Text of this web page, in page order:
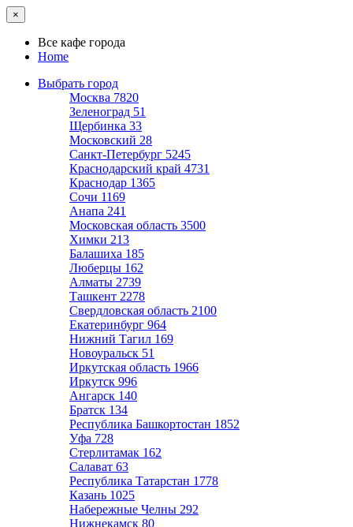
×
Все кафе города
Home
Выбрать город
Москва 7820
Зеленоград 51
Щербинка 33
Московский 28
Санкт-Петербург 5245
Краснодарский край 4731
Краснодар 1365
Сочи 1169
Анапа 241
Московская область 3500
Химки 213
Балашиха 185
Люберцы 162
Алматы 2739
Ташкент 2278
Свердловская область 2100
Екатеринбург 964
Нижний Тагил 169
Новоуральск 51
Иркутская область 1966
Иркутск 996
Ангарск 140
Братск 134
Республика Башкортостан 1852
Уфа 728
Стерлитамак 162
Салават 63
Республика Татарстан 1778
Казань 1025
Набережные Челны 292
Нижнекамск 80